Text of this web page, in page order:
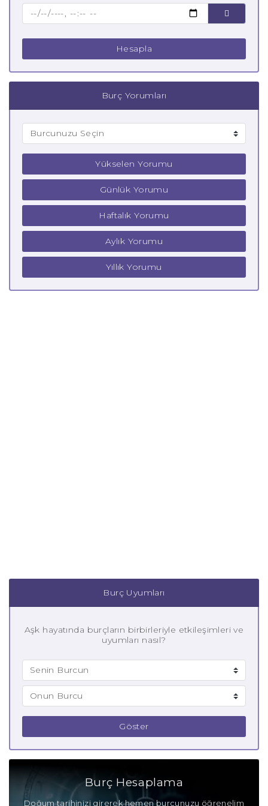
Hesapla
Burç Yorumları
Yükselen Yorumu
Günlük Yorumu
Haftalık Yorumu
Aylık Yorumu
Yıllık Yorumu
Burç Uyumları
Aşk hayatında burçların birbirleriyle etkileşimleri ve
uyumları nasıl?
Göster
Burç Hesaplama
Doğum tarihinizi girerek hemen burcunuzu öğrenelim